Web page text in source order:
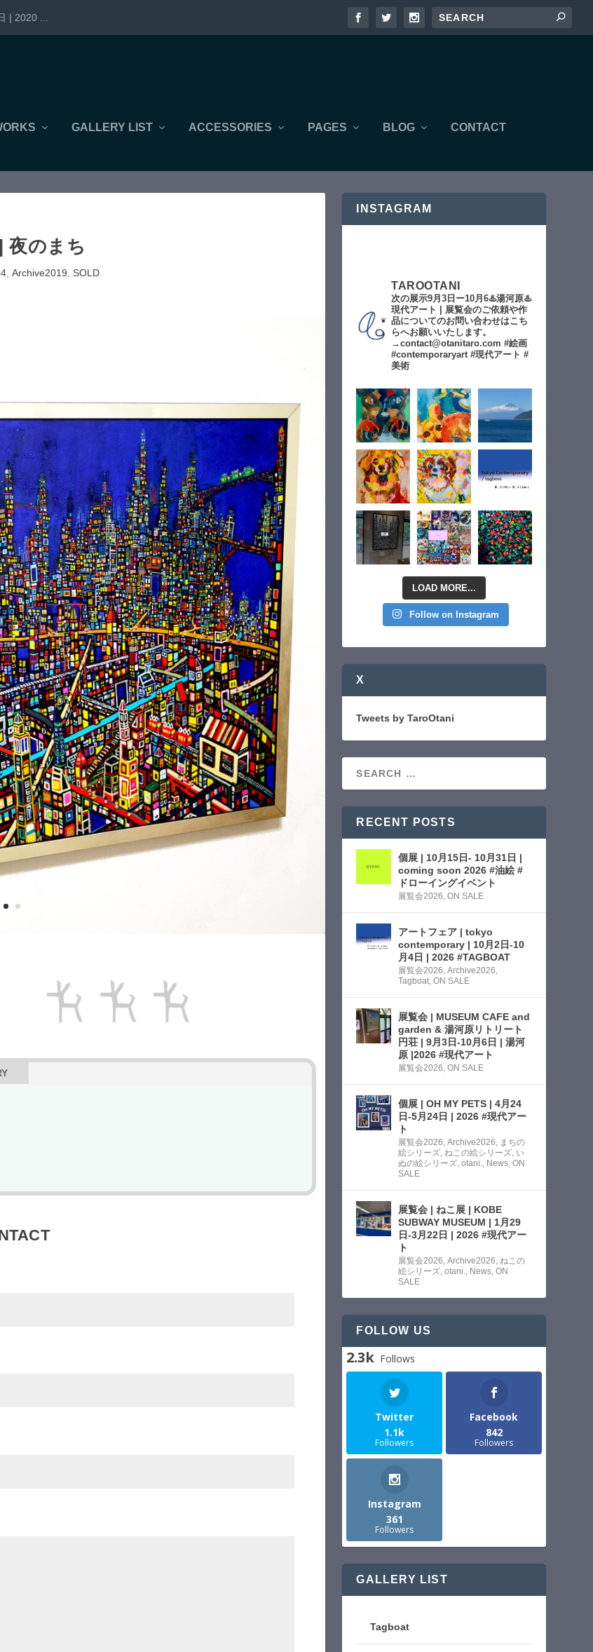
| 2020 ...
GALLERY LIST ACCESSORIES PAGES BLOG CONTACT
夜のまち
, Archive2019 SOLD
INSTAGRAM
TAROOTANI
次の展示9月3日ー10月6♨️湯河原♨️
現代アート | 展覧会のご依頼や作
品についてのお問い合わせはこち
らへお願いいたします。
→contact@otanitaro.com #絵画
#contemporaryart #現代アート #
美術
LOAD MORE...
Follow on Instagram
X
Tweets by TaroOtani
RECENT POSTS
個展 | 10月15日- 10月31日 |
coming soon 2026 #油絵 #
ドローイングイベント
展覧会2026 ,ON SALE
アートフェア | tokyo
contemporary | 10月2日-10
月4日 | 2026 #TAGBOAT
展覧会2026 ,Archive2026
Tagboat ,ON SALE
展覧会 | MUSEUM CAFE and
garden & 湯河原リトリート
円荘 | 9月3日-10月6日 | 湯河
原 |2026 #現代アート
展覧会2026 ,ON SALE
個展 | OH MY PETS | 4月24
日-5月24日 | 2026 #現代アー
ト
展覧会2026 ,Archive2026
まちの
絵シリーズ ねこの絵シリーズ い
ぬの絵シリーズ ,otani. News ,ON
SALE
展覧会 | ねこ展 | KOBE
SUBWAY MUSEUM | 1月29
日-3月22日 | 2026 #現代アー
ト
展覧会2026 ,Archive2026 ねこの
絵シリーズ ,otani. News ,ON
SALE
FOLLOW US
2.3k Follows
Twitter
1.1k
Followers
Facebook
842
Followers
Instagram
361
Followers
GALLERY LIST
Tagboat